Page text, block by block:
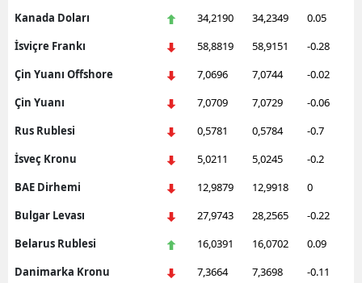
Edirne
Elazığ
Erzincan
Eskişehir
Gaziantep
Giresun
Gümüşhane
Kanada Doları
34,2190 34,2349
0.05
İsviçre Frankı
58,8819 58,9151
-0.28
Çin Yuanı Offshore
7,0696 7,0744
-0.02
Çin Yuanı
7,0709 7,0729
-0.06
Rus Rublesi
0,5781 0,5784
-0.7
İsveç Kronu
5,0211 5,0245
-0.2
BAE Dirhemi
12,9879 12,9918
0
Bulgar Levası
27,9743 28,2565
-0.22
Belarus Rublesi
16,0391 16,0702
0.09
Danimarka Kronu
7,3664 7,3698
-0.11